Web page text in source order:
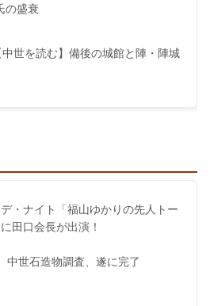
の盛衰
世を読む】備後の城館と陣・陣城
・ナイト「福山ゆかりの先人トー
田口会長が出演！
中世石造物調査、遂に完了